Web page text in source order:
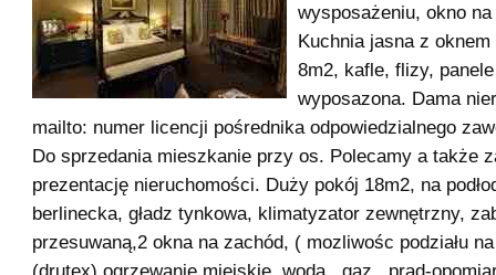
wysposażeniu, okno na
Kuchnia jasna z oknem
8m2, kafle, flizy,
wyposazona. Dama
mailto: numer licencji pośrednika odpowiedzialnego
Do sprzedania mieszkanie przy os. Polecamy a także
prezentację nieruchomości. Duży pokój 18m2, na
berlinecka, gładz tynkowa, klimatyzator zewnętrzny,
przesuwaną,2 okna na zachód, ( mozliwośc podziału
(drutex) ogrzewanie miejskie, woda , gaz , prąd-